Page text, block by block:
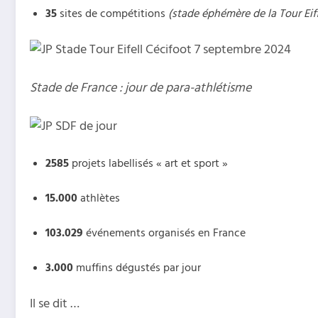
35 sites de compétitions (stade éphémère de la Tour
Stade de France : jour de para-athlétisme
2585 projets labellisés « art et sport »
15.000athlètes
103.029 événements organisés en France
3.000 muffins dégustés par jour
Il se dit …